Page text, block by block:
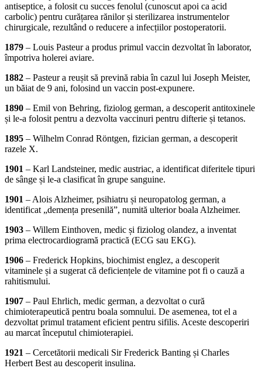
antiseptice, a folosit cu succes fenolul (cunoscut apoi ca acid
carbolic) pentru curățarea rănilor și sterilizarea instrumentelor
chirurgicale, rezultând o reducere a infecțiilor postoperatorii.
1879 – Louis Pasteur a produs primul vaccin dezvoltat în laborator,
împotriva holerei aviare.
1882 – Pasteur a reușit să prevină rabia în cazul lui Joseph Meister,
un băiat de 9 ani, folosind un vaccin post-expunere.
1890 – Emil von Behring, fiziolog german, a descoperit antitoxinele
și le-a folosit pentru a dezvolta vaccinuri pentru difterie și tetanos.
1895 – Wilhelm Conrad Röntgen, fizician german, a descoperit
razele X.
1901 – Karl Landsteiner, medic austriac, a identificat diferitele tipuri
de sânge și le-a clasificat în grupe sanguine.
1901 – Alois Alzheimer, psihiatru și neuropatolog german, a
identificat „demența presenilă”, numită ulterior boala Alzheimer.
1903 – Willem Einthoven, medic și fiziolog olandez, a inventat
prima electrocardiogramă practică (ECG sau EKG).
1906 – Frederick Hopkins, biochimist englez, a descoperit
vitaminele și a sugerat că deficiențele de vitamine pot fi o cauză a
rahitismului.
1907 – Paul Ehrlich, medic german, a dezvoltat o cură
chimioterapeutică pentru boala somnului. De asemenea, tot el a
dezvoltat primul tratament eficient pentru sifilis. Aceste descoperiri
au marcat începutul chimioterapiei.
1921 – Cercetătorii medicali Sir Frederick Banting și Charles
Herbert Best au descoperit insulina.